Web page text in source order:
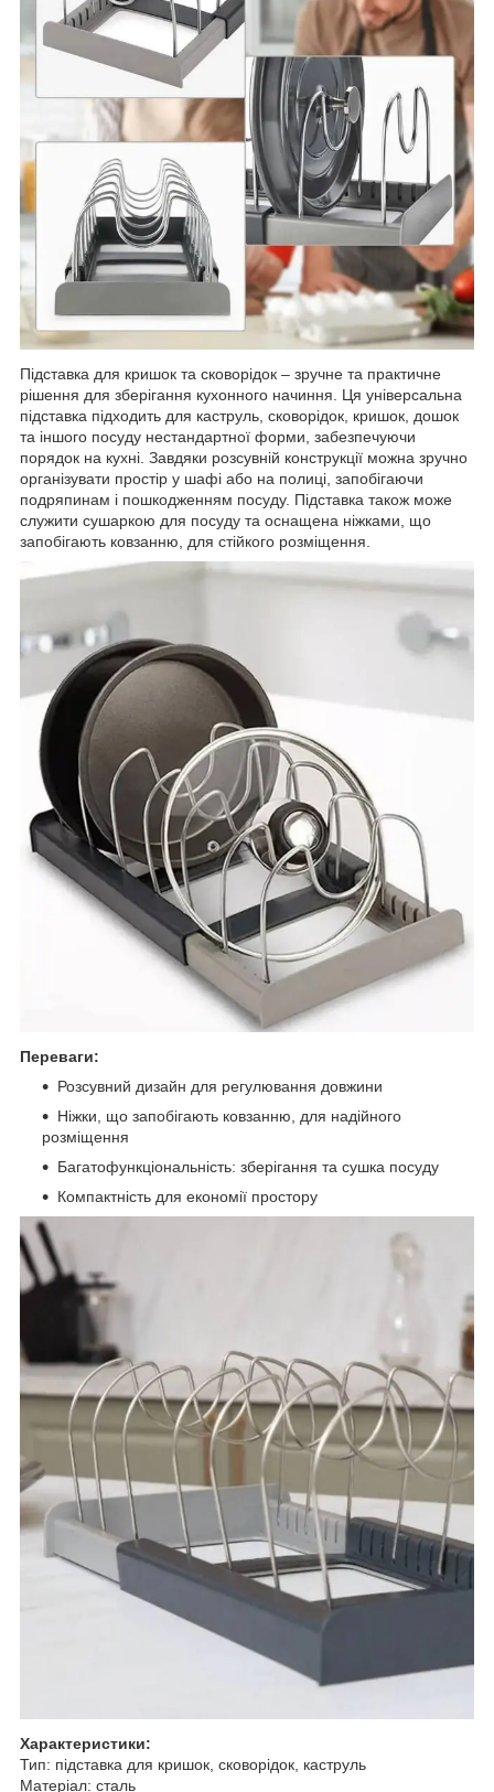
Підставка для кришок та сковорідок – зручне та практичне
рішення для зберігання кухонного начиння. Ця універсальна
підставка підходить для каструль, сковорідок, кришок, дошок
та іншого посуду нестандартної форми, забезпечуючи
порядок на кухні. Завдяки розсувній конструкції можна зручно
організувати простір у шафі або на полиці, запобігаючи
подряпинам і пошкодженням посуду. Підставка також може
служити сушаркою для посуду та оснащена ніжками, що
запобігають ковзанню, для стійкого розміщення.
Переваги:
Розсувний дизайн для регулювання довжини
Ніжки, що запобігають ковзанню, для надійного
розміщення
Багатофункціональність: зберігання та сушка посуду
Компактність для економії простору
Характеристики:
Тип: підставка для кришок, сковорідок, каструль
Матеріал: сталь